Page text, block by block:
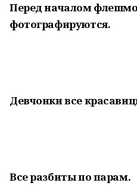
Перед началом
фотографируются.
Девчонки все
Все разбиты по парам.